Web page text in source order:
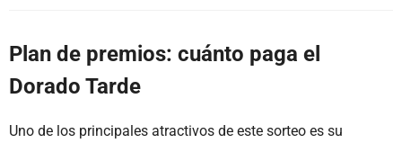
Plan de premios: cuánto paga el
Dorado Tarde
Uno de los principales atractivos de este sorteo es su